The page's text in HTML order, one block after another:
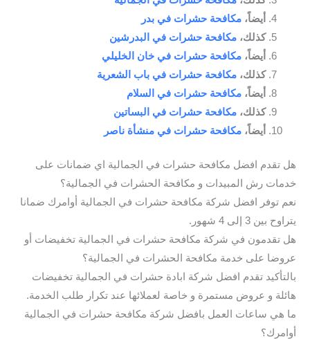
أيضاً، مكافحة حشرات في بدر
كذلك، مكافحة حشرات في البدرشين
أيضاً، مكافحة حشرات في خان الخليلي
كذلك، مكافحة حشرات في باب الشعرية
أيضاً، مكافحة حشرات في السلام
كذلك، مكافحة حشرات في البساتين
أيضاً، مكافحة حشرات في منشأة ناصر
هل تقدم افضل مكافحة حشرات في الجمالية اي ضمانات على
خدمات رش المبيدات و مكافحة الحشرات في الجمالية؟
نعم توفر افضل شركة مكافحة حشرات في الجمالية أوامرك ضمانا
يتراوح بين 3 إلى 4 شهور.
هل تقدمون في شركة مكافحة حشرات في الجمالية تخفيضات أو
عروضا على خدمة مكافحة الحشرات في الجمالية؟
بالتأكيد تقدم افضل شركة ابادة حشرات في الجمالية تخفيضات
هائلة و عروض مستمرة و خاصة لعملائها عند تكرار طلب الخدمة.
ما هي ساعات العمل بافضل شركة مكافحة حشرات في الجمالية
أوامرك؟